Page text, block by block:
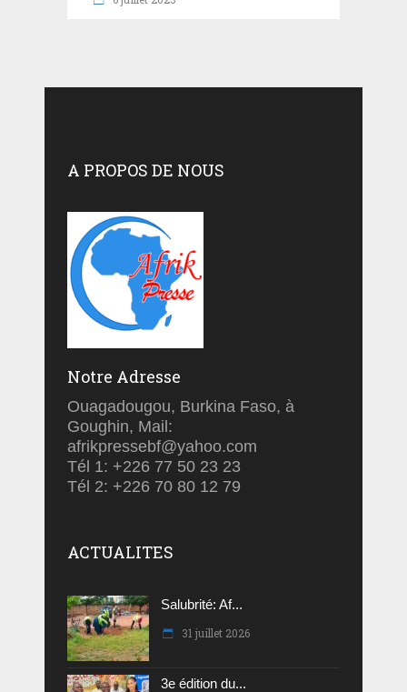
A PROPOS DE NOUS
Notre Adresse
Ouagadougou, Burkina Faso, à
Goughin, Mail:
afrikpressebf@yahoo.com
Tél 1: +226 77 50 23 23
Tél 2: +226 70 80 12 79
ACTUALITES
Salubrité: Af...
31 juillet 2026
3e édition du...